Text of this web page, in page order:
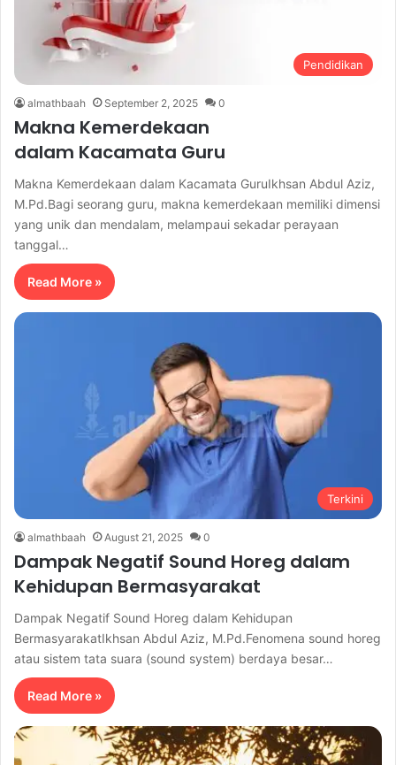
Pendidikan
almathbaah September 2, 2025 0
Makna Kemerdekaan
dalam Kacamata Guru
Makna Kemerdekaan dalam Kacamata GuruIkhsan Abdul Aziz,
M.Pd.Bagi seorang guru, makna kemerdekaan memiliki dimensi
yang unik dan mendalam, melampaui sekadar perayaan
tanggal…
Read More »
Terkini
almathbaah August 21, 2025 0
Dampak Negatif Sound Horeg dalam
Kehidupan Bermasyarakat
Dampak Negatif Sound Horeg dalam Kehidupan
BermasyarakatIkhsan Abdul Aziz, M.Pd.Fenomena sound horeg
atau sistem tata suara (sound system) berdaya besar…
Read More »